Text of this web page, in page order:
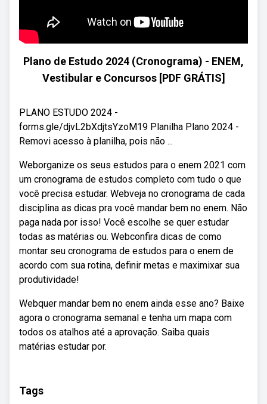
Plano de Estudo 2024 (Cronograma) - ENEM,
Vestibular e Concursos [PDF GRÁTIS]
PLANO ESTUDO 2024 -
forms.gle/djvL2bXdjtsYzoM19 Planilha Plano 2024 -
Removi acesso à planilha, pois não ...
Weborganize os seus estudos para o enem 2021 com
um cronograma de estudos completo com tudo o que
você precisa estudar. Webveja no cronograma de cada
disciplina as dicas pra você mandar bem no enem. Não
paga nada por isso! Você escolhe se quer estudar
todas as matérias ou. Webconfira dicas de como
montar seu cronograma de estudos para o enem de
acordo com sua rotina, definir metas e maximixar sua
produtividade!
Webquer mandar bem no enem ainda esse ano? Baixe
agora o cronograma semanal e tenha um mapa com
todos os atalhos até a aprovação. Saiba quais
matérias estudar por.
Tags